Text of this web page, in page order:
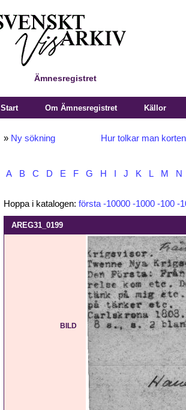
Ämnesregistret
Start Om Ämnesregistret Källor
» Ny sökning Hur tolkar man
A B C D E F G H J K L M N
Hoppa i katalogen: första -10000 -1000 -100 -
AREG31_0199
BILD